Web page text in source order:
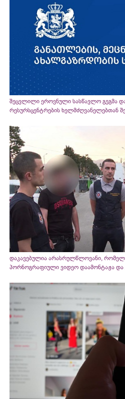
შეცვლილი ეროვნული სასწავლო გეგმა
რესურსცენტრების ხელმძღვანელებთან
დაკავებულია არასრულწლოვანი,
პორნოგრაფიული ვიდეო დაამონტაჟა და